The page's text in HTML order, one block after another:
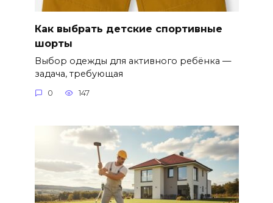
Как выбрать детские спортивные
шорты
Выбор одежды для активного ребёнка —
задача, требующая
0 147